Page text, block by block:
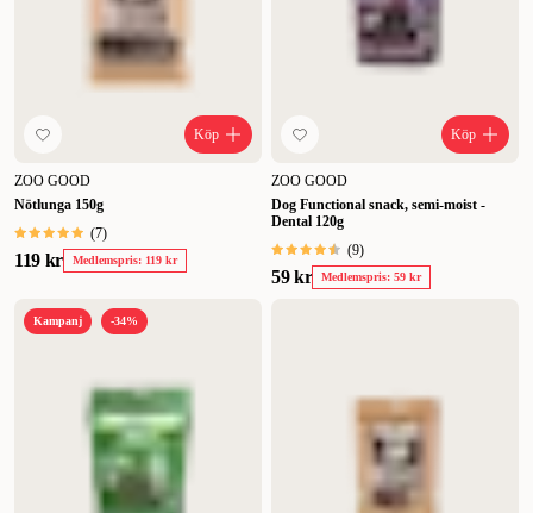
Köp
ZOO GOOD
Nötlunga 150g
(7)
119 kr Medlemspris: 119 kr
Köp
ZOO GOOD
Dog Functional snack, semi-moist -
Dental 120g
(9)
59 kr Medlemspris: 59 kr
Kampanj -34%